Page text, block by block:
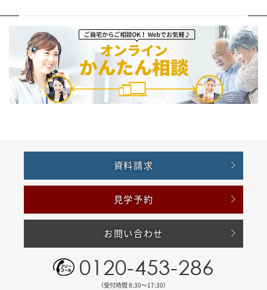
資料請求
見学予約
お問い合わせ
0120-453-286
（受付時間 8:30〜17:30）